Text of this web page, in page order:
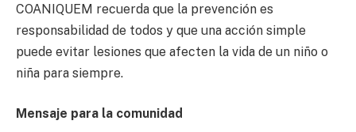
COANIQUEM recuerda que la prevención es
responsabilidad de todos y que una acción simple
puede evitar lesiones que afecten la vida de un niño o
niña para siempre.
Mensaje para la comunidad